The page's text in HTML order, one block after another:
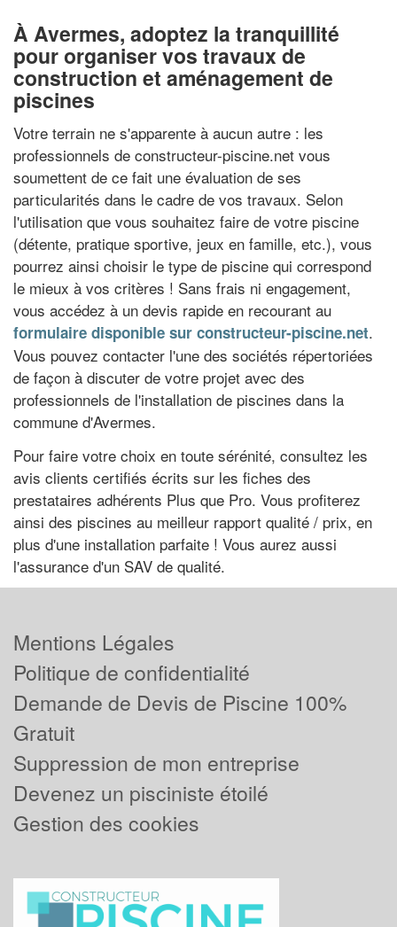
À Avermes, adoptez la tranquillité
pour organiser vos travaux de
construction et aménagement de
piscines
Votre terrain ne s'apparente à aucun autre : les
professionnels de constructeur-piscine.net vous
soumettent de ce fait une évaluation de ses
particularités dans le cadre de vos travaux. Selon
l'utilisation que vous souhaitez faire de votre piscine
(détente, pratique sportive, jeux en famille, etc.), vous
pourrez ainsi choisir le type de piscine qui correspond
le mieux à vos critères ! Sans frais ni engagement,
vous accédez à un devis rapide en recourant au
formulaire disponible sur constructeur-piscine.net.
Vous pouvez contacter l'une des sociétés répertoriées
de façon à discuter de votre projet avec des
professionnels de l'installation de piscines dans la
commune d'Avermes.
Pour faire votre choix en toute sérénité, consultez les
avis clients certifiés écrits sur les fiches des
prestataires adhérents Plus que Pro. Vous profiterez
ainsi des piscines au meilleur rapport qualité / prix, en
plus d'une installation parfaite ! Vous aurez aussi
l'assurance d'un SAV de qualité.
Mentions Légales
Politique de confidentialité
Demande de Devis de Piscine 100%
Gratuit
Suppression de mon entreprise
Devenez un pisciniste étoilé
Gestion des cookies